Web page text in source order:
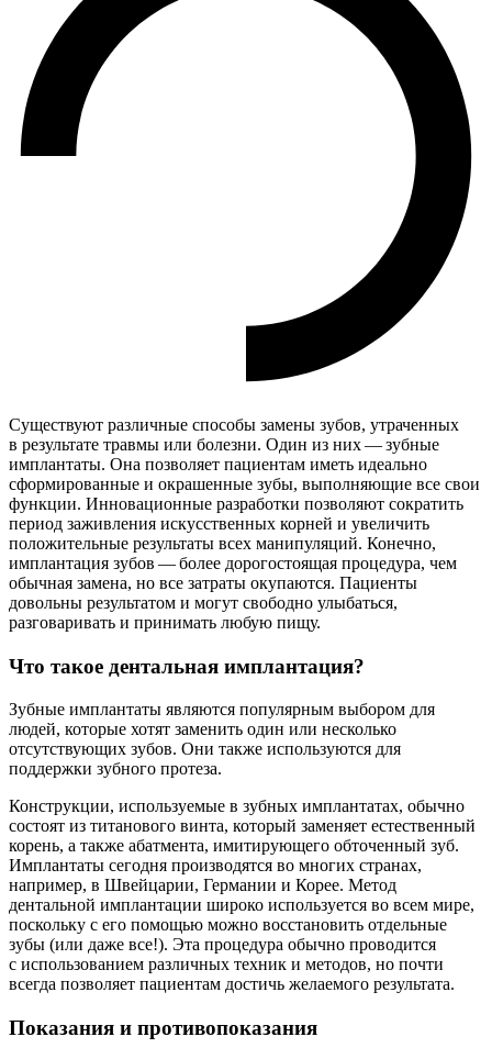
Существуют различные способы замены зубов, утраченных
в результате травмы или болезни. Один из них — зубные
имплантаты. Она позволяет пациентам иметь идеально
сформированные и окрашенные зубы, выполняющие все свои
функции. Инновационные разработки позволяют сократить
период заживления искусственных корней и увеличить
положительные результаты всех манипуляций. Конечно,
имплантация зубов — более дорогостоящая процедура, чем
обычная замена, но все затраты окупаются. Пациенты
довольны результатом и могут свободно улыбаться,
разговаривать и принимать любую пищу.
Что такое дентальная имплантация?
Зубные имплантаты являются популярным выбором для
людей, которые хотят заменить один или несколько
отсутствующих зубов. Они также используются для
поддержки зубного протеза.
Конструкции, используемые в зубных имплантатах, обычно
состоят из титанового винта, который заменяет естественный
корень, а также абатмента, имитирующего обточенный зуб.
Имплантаты сегодня производятся во многих странах,
например, в Швейцарии, Германии и Корее. Метод
дентальной имплантации широко используется во всем мире,
поскольку с его помощью можно восстановить отдельные
зубы (или даже все!). Эта процедура обычно проводится
с использованием различных техник и методов, но почти
всегда позволяет пациентам достичь желаемого результата.
Показания и противопоказания